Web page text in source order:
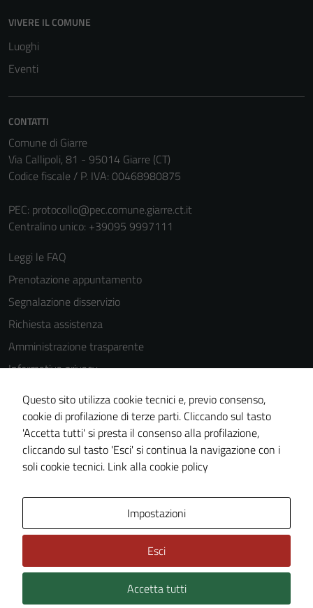
VIVERE IL COMUNE
Luoghi
Eventi
CONTATTI
Comune di Giarre
Via Callipoli, 81 - 95014 Giarre (CT)
Codice fiscale / P. IVA: 00468980875
PEC: protocollo@pec.comune.giarre.ct.it
Centralino unico: +39095 9997111
Leggi le FAQ
Prenotazione appuntamento
Segnalazione disservizio
Richiesta assistenza
Amministrazione trasparente
Informativa privacy
Cookie Policy
Note legali
Dichiarazione di accessibilità
Piano di miglioramento del sito
Technical Design s.r.l.
Questo sito utilizza cookie tecnici e, previo consenso,
cookie di profilazione di terze parti. Cliccando sul tasto
'Accetta tutti' si presta il consenso alla profilazione,
cliccando sul tasto 'Esci' si continua la navigazione con i
soli cookie tecnici. Link alla cookie policy
Impostazioni
Esci
Accetta tutti